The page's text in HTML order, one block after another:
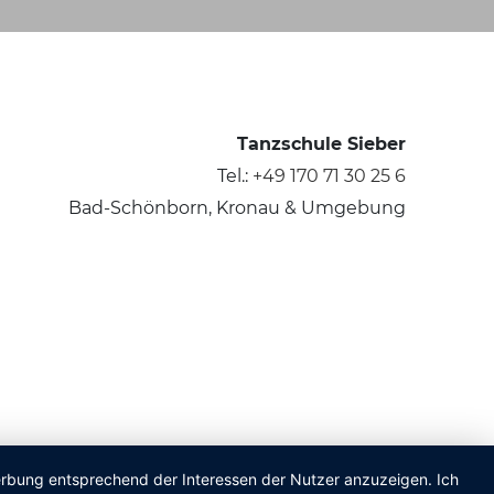
entsprechend der Interessen der Nutzer anzuzeigen. Ich
Tanzschule Sieber
Tel.: +49 170 71 30 25 6
Bad-Schönborn, Kronau & Umgebung